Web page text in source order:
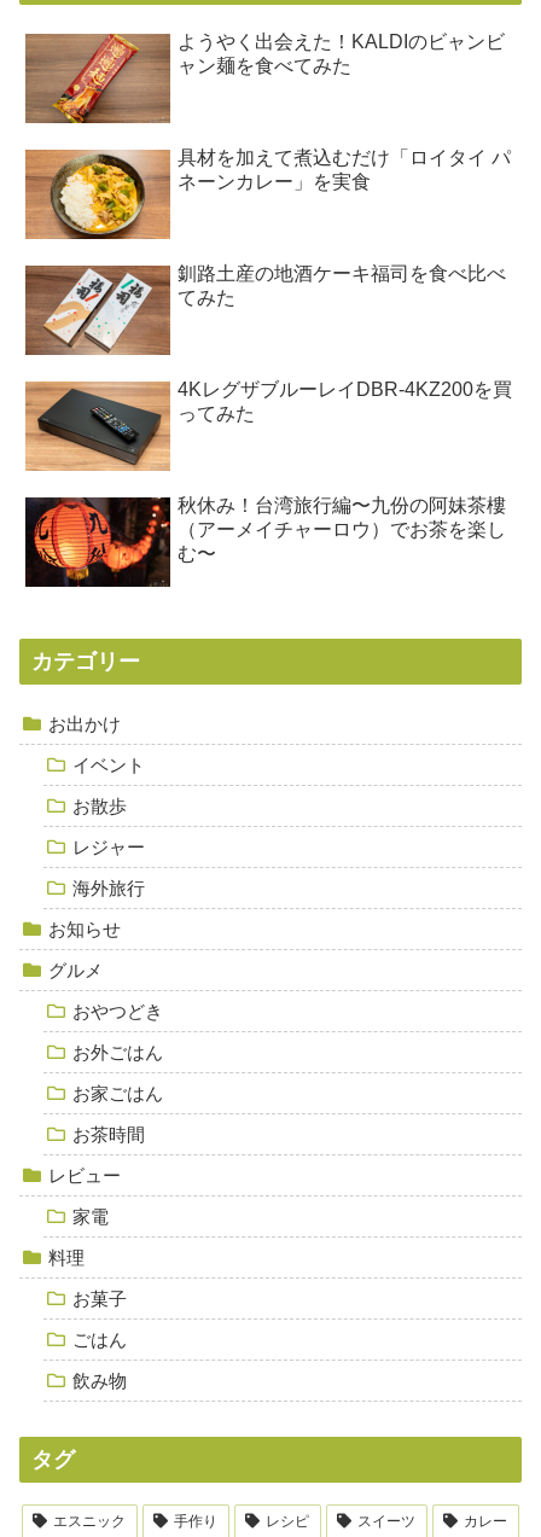
ようやく出会えた！KALDIのビャンビ
ャン麺を食べてみた
具材を加えて煮込むだけ「ロイタイ パ
ネーンカレー」を実食
釧路土産の地酒ケーキ福司を食べ比べ
てみた
4KレグザブルーレイDBR-4KZ200を買
ってみた
秋休み！台湾旅行編〜九份の阿妹茶樓
（アーメイチャーロウ）でお茶を楽し
む〜
カテゴリー
お出かけ
イベント
お散歩
レジャー
海外旅行
お知らせ
グルメ
おやつどき
お外ごはん
お家ごはん
お茶時間
レビュー
家電
料理
お菓子
ごはん
飲み物
タグ
エスニック 手作り レシピ スイーツ カレー